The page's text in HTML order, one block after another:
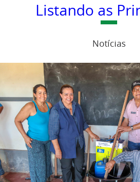
Listando as
Notícias